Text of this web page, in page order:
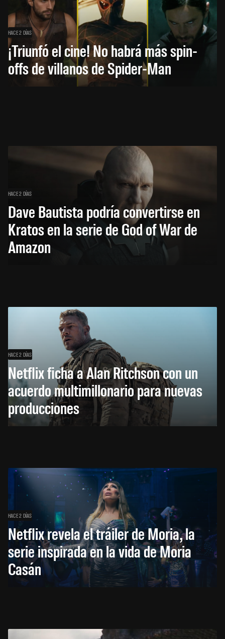
HACE 2 DÍAS
¡Triunfó el cine! No habrá más spin-
offs de villanos de Spider-Man
HACE 2 DÍAS
Dave Bautista podría convertirse en
Kratos en la serie de God of War de
Amazon
HACE 2 DÍAS
Netflix ficha a Alan Ritchson con un
acuerdo multimillonario para nuevas
producciones
HACE 2 DÍAS
Netflix revela el tráiler de Moria, la
serie inspirada en la vida de Moria
Casán